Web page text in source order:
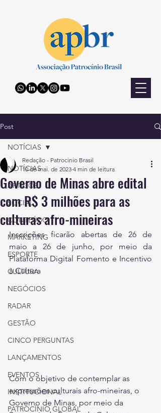
Post
NOTÍCIAS
ARTIGOS
SOCIAL
CONTEÚDO
MARKETING
ESPORTE
CULTURA
NEGÓCIOS
RADAR
GESTÃO
CINCO PERGUNTAS
LANÇAMENTOS
EVENTOS
INSTITUCIONAL
PATROCÍNIO GLOBAL
NOTÍCIAS
Governo de Minas abre edital
com R$ 3 milhões para as
culturas afro-mineiras
Redação - Patrocinio Brasil
10 de mai. de 2023 4 min de leitura
Inscrições ficarão abertas de 26 de
maio a 26 de junho, por meio da
Plataforma Digital Fomento e Incentivo
à Cultura
Com o objetivo de contemplar as
expressões culturais afro-mineiras, o
Governo de Minas, por meio da